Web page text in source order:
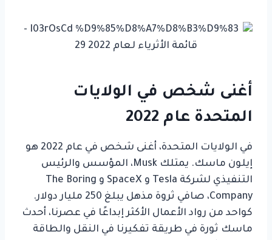
أغنى شخص في الولايات
المتحدة عام 2022
في الولايات المتحدة، أغنى شخص في عام 2022 هو
إيلون ماسك. يمتلك Musk، المؤسس والرئيس
التنفيذي لشركة Tesla و SpaceX و The Boring
Company، صافي ثروة مذهل يبلغ 250 مليار دولار.
كواحد من رواد الأعمال الأكثر إبداعًا في عصرنا، أحدث
ماسك ثورة في طريقة تفكيرنا في النقل والطاقة